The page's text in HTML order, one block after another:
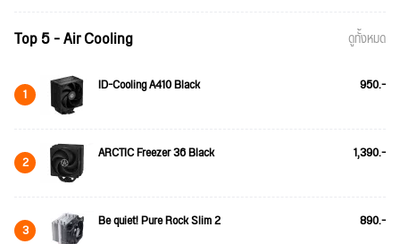
Top 5 - Air Cooling ดูทั้งหมด
1 ID-Cooling A410 Black 950.-
2 ARCTIC Freezer 36 Black 1,390.-
3 Be quiet! Pure Rock Slim 2 890.-